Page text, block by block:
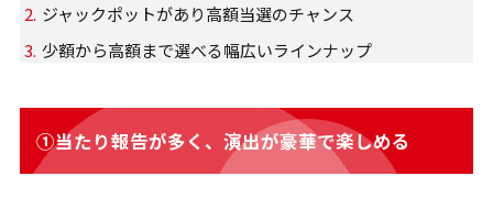
ジャックポットがあり高額当選のチャンス
少額から高額まで選べる幅広いラインナップ
①当たり報告が多く、演出が豪華で楽しめる